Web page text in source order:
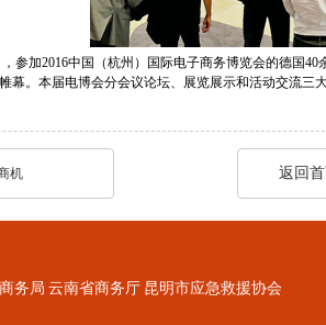
参加2016中国（杭州）国际电子商务博览会的德国
。本届电博会分会议论坛、展览展示和活动交流三
机 返回
务局 云南省商务厅 昆明市应急救援协会